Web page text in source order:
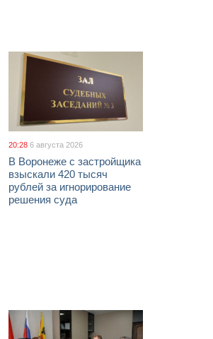
20:28 6 августа 2026
В Воронеже с застройщика
взыскали 420 тысяч
рублей за игнорирование
решения суда